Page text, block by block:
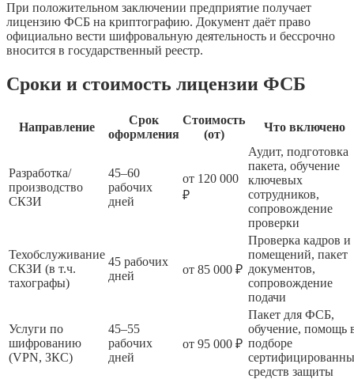
При положительном заключении предприятие получает
лицензию ФСБ на криптографию. Документ даёт право
официально вести шифровальную деятельность и бессрочно
вносится в государственный реестр.
Сроки и стоимость лицензии ФСБ
Направление
Срок
оформления
Стоимость
(от)
Что включено
Разработка/
производство
СКЗИ
45–60
рабочих
дней
от 120 000
₽
Аудит, подготовка
пакета, обучение
ключевых
сотрудников,
сопровождение
проверки
Техобслуживание
СКЗИ (в т.ч.
тахографы)
45 рабочих
дней
от 85 000 ₽
Проверка кадров и
помещений, пакет
документов,
сопровождение
подачи
Услуги по
шифрованию
(VPN, ЗКС)
45–55
рабочих
дней
от 95 000 ₽
Пакет для ФСБ,
обучение, помощь
подборе
средств защиты